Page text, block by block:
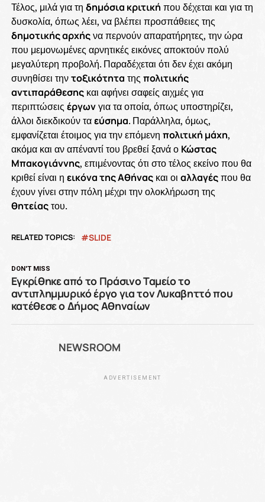
Τέλος, μιλά για τη δημόσια κριτική που δέχεται και για τη
δυσκολία, όπως λέει, να βλέπει προσπάθειες της
δημοτικής αρχήςνα περνούν απαρατήρητες, την ώρα
που μεμονωμένες αρνητικές εικόνες αποκτούν πολύ
μεγαλύτερη προβολή. Παραδέχεται ότι δεν έχει ακόμη
συνηθίσει τηντοξικότητα τηςπολιτικής
αντιπαράθεσηςκαι αφήνει σαφείς αιχμές για
περιπτώσεις έργωνγια τα οποία, όπως υποστηρίζει,
άλλοι διεκδικούν ταεύσημα. Παράλληλα, όμως,
εμφανίζεται έτοιμος για την επόμενη πολιτική μάχη,
ακόμα και αν απέναντί του βρεθεί ξανά ο Κώστας
Μπακογιάννης, επιμένοντας ότι στο τέλος εκείνο που θα
κριθεί είναι η εικόνα της Αθήναςκαι οι αλλαγέςπου θα
έχουν γίνει στην πόλη μέχρι την ολοκλήρωση της
θητείαςτου.
RELATED TOPICS: SLIDE
DON'T MISS
Εγκρίθηκε από το Πράσινο Ταμείο το
αντιπλημμυρικό έργο για τον Λυκαβηττό που
κατέθεσε ο Δήμος Αθηναίων
NEWSROOM
ADVERTISEMENT